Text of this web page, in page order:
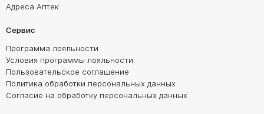
Адреса Аптек
Сервис
Программа лояльности
Условия программы лояльности
Пользовательское соглашение
Политика обработки персональных данных
Согласие на обработку персональных данных